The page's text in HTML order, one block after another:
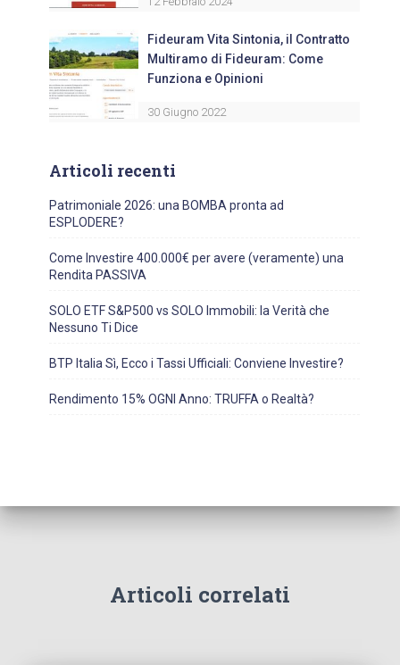
Fideuram Vita Sintonia, il Contratto
Multiramo di Fideuram: Come
Funziona e Opinioni
30 Giugno 2022
Articoli recenti
Patrimoniale 2026: una BOMBA pronta ad
ESPLODERE?
Come Investire 400.000€ per avere (veramente) una
Rendita PASSIVA
SOLO ETF S&P500 vs SOLO Immobili: la Verità che
Nessuno Ti Dice
BTP Italia Sì, Ecco i Tassi Ufficiali: Conviene Investire?
Rendimento 15% OGNI Anno: TRUFFA o Realtà?
Articoli correlati